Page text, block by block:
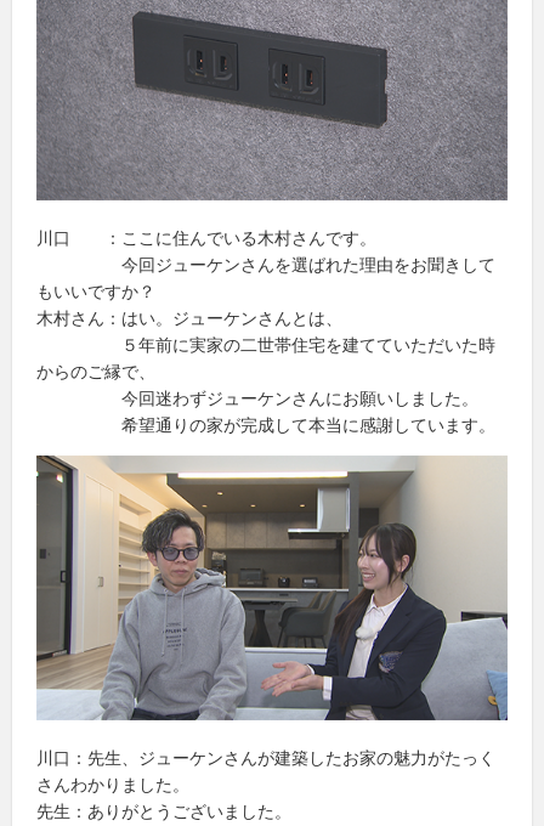
川口 ：ここに住んでいる木村さんです。
今回ジューケンさんを選ばれた理由をお聞きして
もいいですか？
木村さん：はい。ジューケンさんとは、
５年前に実家の二世帯住宅を建てていただいた時
からのご縁で、
今回迷わずジューケンさんにお願いしました。
希望通りの家が完成して本当に感謝しています。
川口：先生、ジューケンさんが建築したお家の魅力がたっく
さんわかりました。
先生：ありがとうございました。